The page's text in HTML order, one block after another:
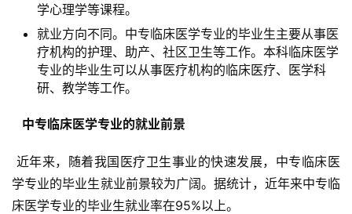
学心理学等课程。
就业方向不同。中专临床医学专业的毕业生主要从事医
疗机构的护理、助产、社区卫生等工作。本科临床医学
专业的毕业生可以从事医疗机构的临床医疗、医学科
研、教学等工作。
  中专临床医学专业的就业前景
学专业的毕业生就业前景较为广阔。据统计，近年来中专临
床医学专业的毕业生就业率在95%以上。